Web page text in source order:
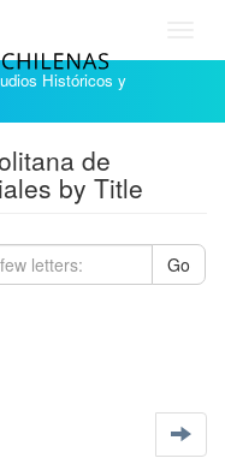
Históricos y
de
by Title
Go